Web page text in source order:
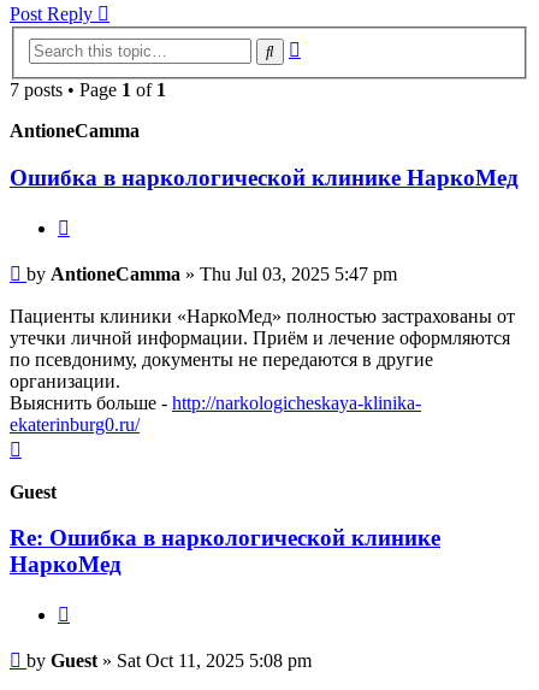
Post Reply
Search
7 posts • Page 1 of 1
AntioneCamma
Ошибка в наркологической клинике НаркоМед
Post
by AntioneCamma » Thu Jul 03, 2025 5:47 pm
Пациенты клиники «НаркоМед» полностью застрахованы от
утечки личной информации. Приём и лечение оформляются
по псевдониму, документы не передаются в другие
организации.
Выяснить больше - http://narkologicheskaya-klinika-
ekaterinburg0.ru/
Guest
Re: Ошибка в наркологической клинике
НаркоМед
Post
by Guest » Sat Oct 11, 2025 5:08 pm